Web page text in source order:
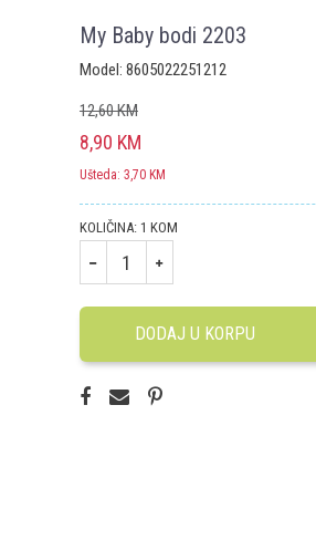
My Baby bodi 2203
Model: 8605022251212
12,60KM
8,90 KM
Ušteda: 3,70 KM
KOLIČINA: 1 KOM
DODAJ U KORPU